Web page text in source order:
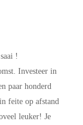
!
Investeer in
paar honderd
feite op afstand
leuker! Je